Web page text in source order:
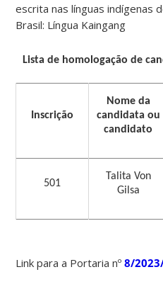
escrita nas línguas indígenas
Brasil: Língua Kaingang
Lista de homologação de
Inscrição
Nome da
candidata ou
candidato
501
Talita Von
Gilsa
Link para a Portaria nº8/